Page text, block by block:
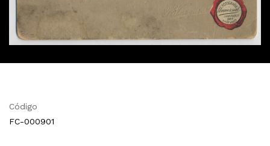
Código
FC-000901